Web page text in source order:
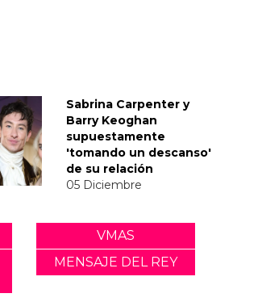
Sabrina Carpenter y
Barry Keoghan
supuestamente
'tomando un descanso'
de su relación
05 Diciembre
VMAS
MENSAJE DEL REY